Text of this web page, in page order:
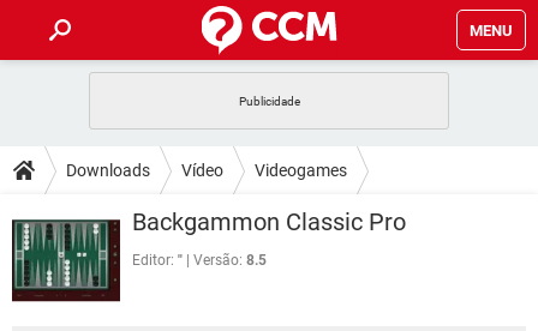
MENU
CELULAR FACEBOOK
OUTLOOK EXCEL
INSTAGRAM
GUIA DE COMPRAS
DICAS
JOGOS WHATSAPP
CELULAR
OUTLOOK
DOWNLOADS
JOGOS
CELULAR
FÓRUM
Downloads Vídeo Videogames
Backgammon Classic Pro
Editor: " Versão: 8.5